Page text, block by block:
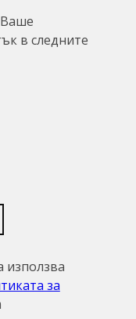
в следните
използва
за